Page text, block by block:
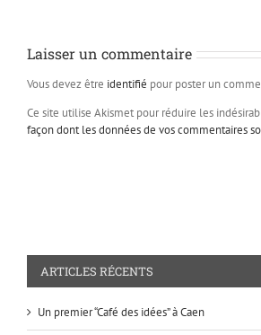
Laisser un commentaire
Vous devez être identifié pour poster un
Ce site utilise Akismet pour réduire les
façon dont les données de vos commentaires
ARTICLES RÉCENTS
Un premier “Café des idées” à Caen